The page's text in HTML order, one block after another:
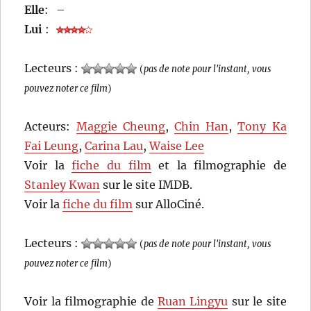
Elle:
–
Lui :
Lecteurs : (pas de note pour l'instant, vous
pouvez noter ce film)
Acteurs: Maggie Cheung, Chin Han ,Tony Ka
Fai Leung,Carina Lau,Waise Lee
Voir lafiche du film et la filmographie de
Stanley Kwan sur le site IMDB.
Voir lafiche du film sur AlloCiné.
Lecteurs : (pas de note pour l'instant, vous
pouvez noter ce film)
Voir la filmographie de Ruan Lingyu sur le site